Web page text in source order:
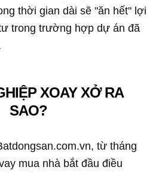
thời gian dài sẽ "ăn hết" lợi
trong trường hợp dự án đã
XOAY XỞ RA
SAO?
từ tháng
mua nhà bắt đầu điều